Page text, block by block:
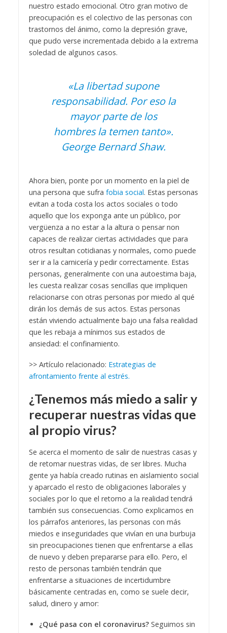
nuestro estado emocional. Otro gran motivo de
preocupación es el colectivo de las personas con
trastornos del ánimo, como la depresión grave,
que pudo verse incrementada debido a la extrema
soledad de algunos casos.
«La libertad supone
responsabilidad. Por eso la
mayor parte de los
hombres la temen tanto».
George Bernard Shaw.
Ahora bien, ponte por un momento en la piel de
una persona que sufra fobia social. Estas personas
evitan a toda costa los actos sociales o todo
aquello que los exponga ante un público, por
vergüenza a no estar a la altura o pensar non
capaces de realizar ciertas actividades que para
otros resultan cotidianas y normales, como puede
ser ir a la carnicería y pedir correctamente. Estas
personas, generalmente con una autoestima baja,
les cuesta realizar cosas sencillas que impliquen
relacionarse con otras personas por miedo al qué
dirán los demás de sus actos. Estas personas
están viviendo actualmente bajo una falsa realidad
que les rebaja a mínimos sus estados de
ansiedad: el confinamiento.
>> Artículo relacionado: Estrategias de
afrontamiento frente al estrés.
¿Tenemos más miedo a salir y
recuperar nuestras vidas que
al propio virus?
Se acerca el momento de salir de nuestras casas y
de retomar nuestras vidas, de ser libres. Mucha
gente ya había creado rutinas en aislamiento social
y aparcado el resto de obligaciones laborales y
sociales por lo que el retorno a la realidad tendrá
también sus consecuencias. Como explicamos en
los párrafos anteriores, las personas con más
miedos e inseguridades que vivían en una burbuja
sin preocupaciones tienen que enfrentarse a ellas
de nuevo y deben prepararse para ello. Pero, el
resto de personas también tendrán que
enfrentarse a situaciones de incertidumbre
básicamente centradas en, como se suele decir,
salud, dinero y amor:
¿Qué pasa con el coronavirus?Seguimos sin